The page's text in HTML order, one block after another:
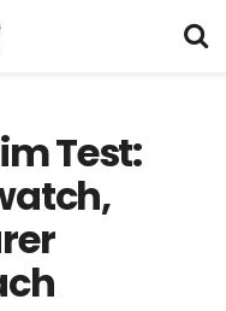
Test: